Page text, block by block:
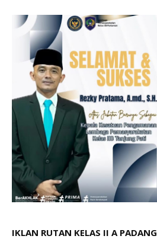
IKLAN RUTAN KELAS II A PADANG